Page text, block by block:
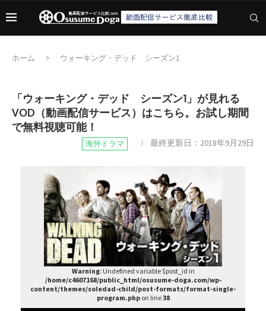
ホーム ウォーキング・デッド シーズン1
「ウォーキング・デッド シーズン1」が見れる
VOD（動画配信サービス）はこちら。お試し期間
で無料視聴可能！
海外ドラマ 最終更新日： 2018年9月29日
Warning: Undefined variable $post_id in
/home/c4607168/public_html/osusume-doga.com/wp-
content/themes/soledad-child/post-formats/format-single-
program.phpon line38